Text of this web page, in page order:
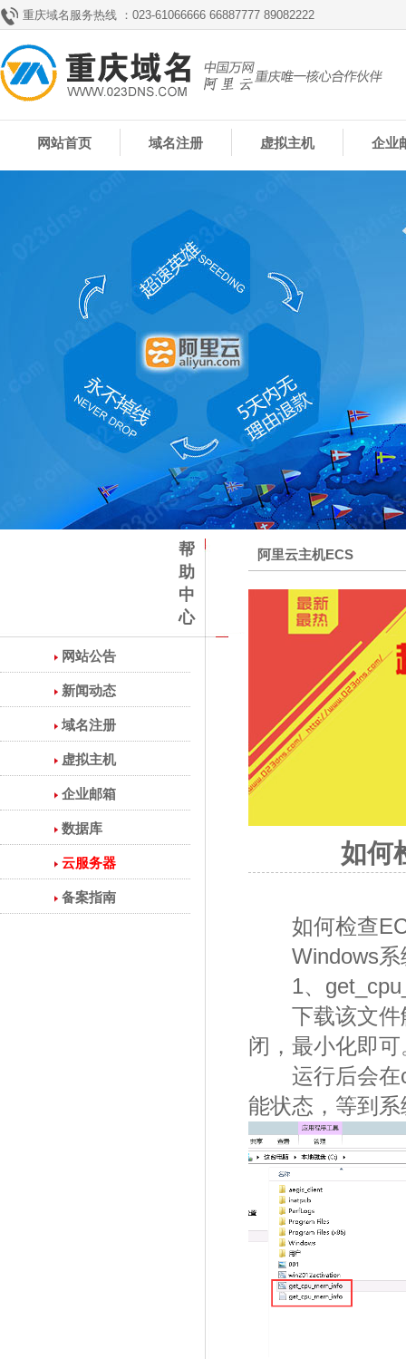
重庆域名服务热线 ：023-61066666 66887777 89082222
网站首页 域名注册 虚拟主机 企业
帮
助
中
心
网站公告
新闻动态
域名注册
虚拟主机
企业邮箱
数据库
云服务器
备案指南
阿里云主机ECS
如何
如何检查
Windows系
1、
下载该文件解
闭，最小化即可
运行后会在
能状态，等到